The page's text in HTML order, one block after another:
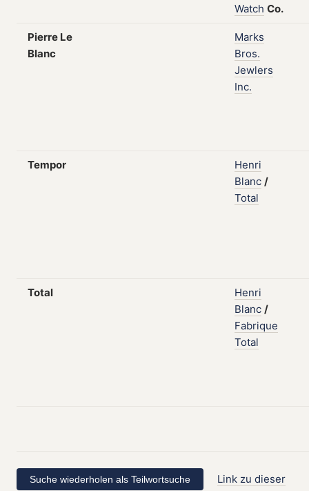
Watch Co.
Pierre Le
Blanc
Marks
Bros.
Jewlers
Inc.
Tempor
Henri
Blanc /
Total
Total
Henri
Blanc /
Fabrique
Total
Link zu dieser